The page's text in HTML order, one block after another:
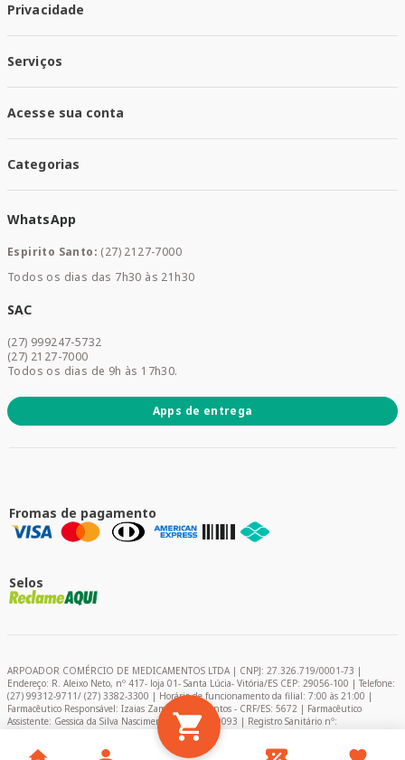
Trabalhe conosco
Responsabilidade Social
Nossas Lojas
Privacidade
Política de Entrega
Trocas e Devoluções
Serviços
Santa Mais Exames
Santa Mais Serviços
Santa Mais Convenios
Acesse sua conta
Meus Pedidos
Categorias
Saúde e Bem-estar
Mamães e Bebê
Dermocosméticos
Promoções
WhatsApp
Espirito Santo: (27) 2127-7000
Todos os dias das 7h30 às 21h30
SAC
(27) 999247-5732
(27) 2127-7000
Todos os dias de 9h às 17h30.
Apps de entrega
Fromas de pagamento
Selos
ARPOADOR COMÉRCIO DE MEDICAMENTOS LTDA | CNPJ: 27.326.719/0001-73 |
Endereço: R. Aleixo Neto, nº 417- loja 01- Santa Lúcia- Vitória/ES CEP: 29056-100 | Telefone:
(27) 99312-9711/ (27) 3382-3300 | Horário de funcionamento da filial: 7:00 às 21:00 |
Farmacêutico Responsável: Izaias Zambelli dos Santos - CRF/ES: 5672 | Farmacêutico
Assistente: Gessica da Silva Nascimento – CRF/ES: 9093 | Registro Sanitário nº:
2024849/2020 | AFE: 0.11366-0 | Encarregado de Proteção de Dados (DPO) - Pablo Felipe
Campelo